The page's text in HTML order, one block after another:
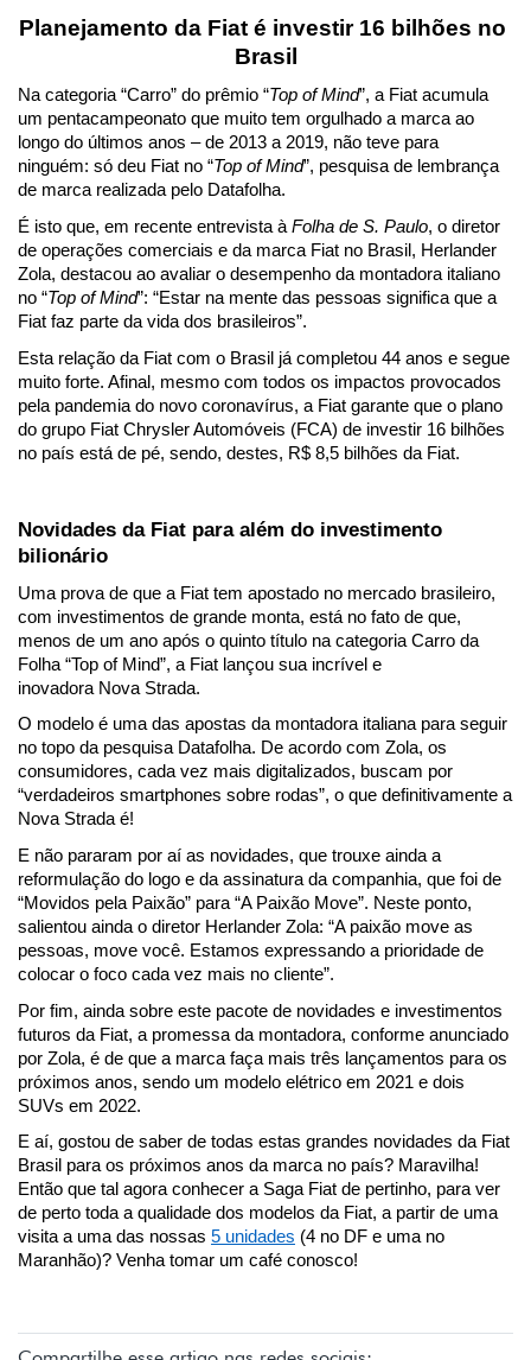
Planejamento da Fiat é investir 16 bilhões no
Brasil
Na categoria “Carro” do prêmio “Top of Mind”, a Fiat acumula
um pentacampeonato que muito tem orgulhado a marca ao
longo do últimos anos – de 2013 a 2019, não teve para
ninguém: só deu Fiat no “Top of Mind”, pesquisa de lembrança
de marca realizada pelo Datafolha.
É isto que, em recente entrevista à Folha de S. Paulo, o diretor
de operações comerciais e da marca Fiat no Brasil, Herlander
Zola, destacou ao avaliar o desempenho da montadora italiano
no “Top of Mind”: “Estar na mente das pessoas significa que a
Fiat faz parte da vida dos brasileiros”.
Esta relação da Fiat com o Brasil já completou 44 anos e segue
muito forte. Afinal, mesmo com todos os impactos provocados
pela pandemia do novo coronavírus, a Fiat garante que o plano
do grupo Fiat Chrysler Automóveis (FCA) de investir 16 bilhões
no país está de pé, sendo, destes, R$ 8,5 bilhões da Fiat.
Novidades da Fiat para além do investimento
bilionário
Uma prova de que a Fiat tem apostado no mercado brasileiro,
com investimentos de grande monta, está no fato de que,
menos de um ano após o quinto título na categoria Carro da
Folha “Top of Mind”, a Fiat lançou sua incrível e
inovadora Nova Strada.
O modelo é uma das apostas da montadora italiana para seguir
no topo da pesquisa Datafolha. De acordo com Zola, os
consumidores, cada vez mais digitalizados, buscam por
“verdadeiros smartphones sobre rodas”, o que definitivamente a
Nova Strada é!
E não pararam por aí as novidades, que trouxe ainda a
reformulação do logo e da assinatura da companhia, que foi de
“Movidos pela Paixão” para “A Paixão Move”. Neste ponto,
salientou ainda o diretor Herlander Zola: “A paixão move as
pessoas, move você. Estamos expressando a prioridade de
colocar o foco cada vez mais no cliente”.
Por fim, ainda sobre este pacote de novidades e investimentos
futuros da Fiat, a promessa da montadora, conforme anunciado
por Zola, é de que a marca faça mais três lançamentos para os
próximos anos, sendo um modelo elétrico em 2021 e dois
SUVs em 2022.
E aí, gostou de saber de todas estas grandes novidades da Fiat
Brasil para os próximos anos da marca no país? Maravilha!
Então que tal agora conhecer a Saga Fiat de pertinho, para ver
de perto toda a qualidade dos modelos da Fiat, a partir de uma
visita a uma das nossas 5 unidades (4 no DF e uma no
Maranhão)? Venha tomar um café conosco!